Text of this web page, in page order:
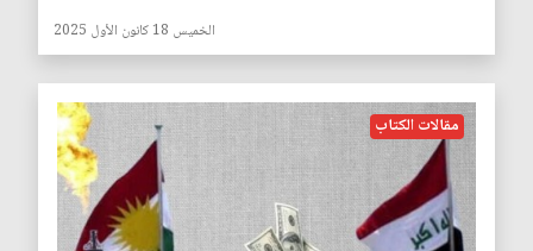
الخميس 18 كانون الأول 2025
مقالات الكتاب